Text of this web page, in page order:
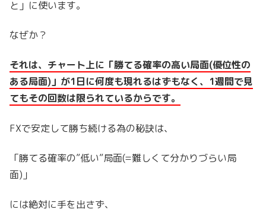
と」に使います。
なぜか？
それは、チャート上に「勝てる確率の高い局面(優位性の
ある局面)」が1日に何度も現れるはずもなく、1週間で見
てもその回数は限られているからです。
FXで安定して勝ち続ける為の秘訣は、
「勝てる確率の”低い”局面(=難しくて分かりづらい局
面)」
には絶対に手を出さず、